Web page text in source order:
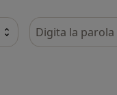
Cerca nelle